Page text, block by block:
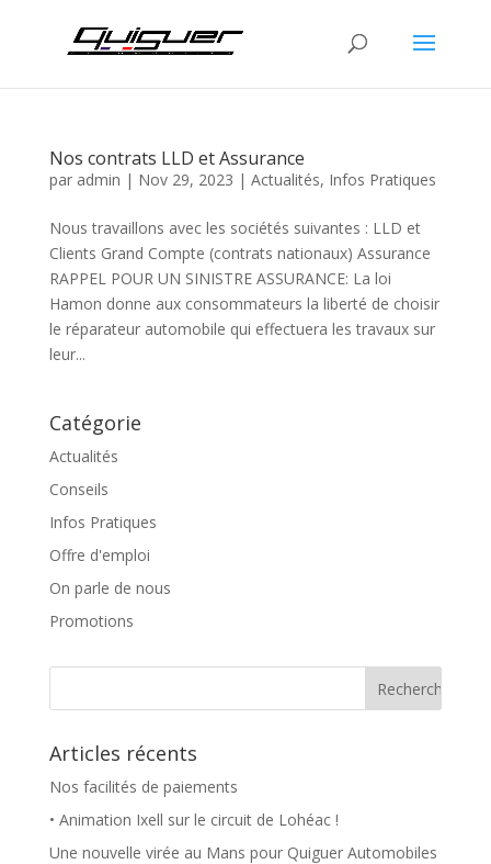
Nos contrats LLD et Assurance
par admin | Nov 29, 2023 | Actualités, Infos Pratiques
Nous travaillons avec les sociétés suivantes : LLD et
Clients Grand Compte (contrats nationaux) Assurance
RAPPEL POUR UN SINISTRE ASSURANCE: La loi
Hamon donne aux consommateurs la liberté de choisir
le réparateur automobile qui effectuera les travaux sur
leur...
Catégorie
Actualités
Conseils
Infos Pratiques
Offre d'emploi
On parle de nous
Promotions
Articles récents
Nos facilités de paiements
• Animation Ixell sur le circuit de Lohéac !
Une nouvelle virée au Mans pour Quiguer Automobiles